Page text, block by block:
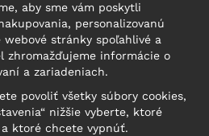
SÍDLO
5, EE-10117 Tallinn
12356245
aby sme vám poskytli
personalizovanú
stránky spoľahlivé a
zhromažďujeme informácie o
a zariadeniach.
povoliť všetky súbory cookies,
nižšie vyberte, ktoré
ktoré chcete vypnúť.